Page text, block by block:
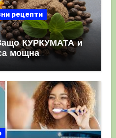
рецепти
КУРКУМАТА и
мощна